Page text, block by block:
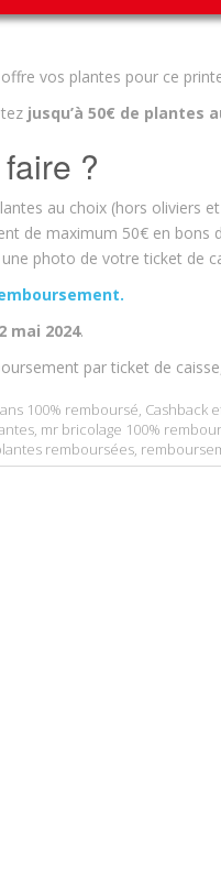
vos plantes pour ce
jusqu’à 50€ de plantes
?
au choix (hors oliviers
de maximum 50€ en bons
photo de votre ticket de
mai 2024.
par ticket de
100% remboursé, Cashback
, mr bricolage 100%
remboursées,